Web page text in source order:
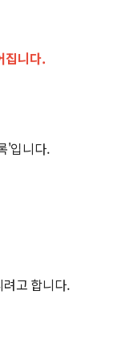
집니다.
'입니다.
고 합니다.